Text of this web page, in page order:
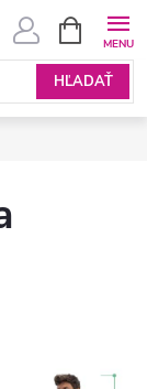
HĽADAŤ
KOŠÍK